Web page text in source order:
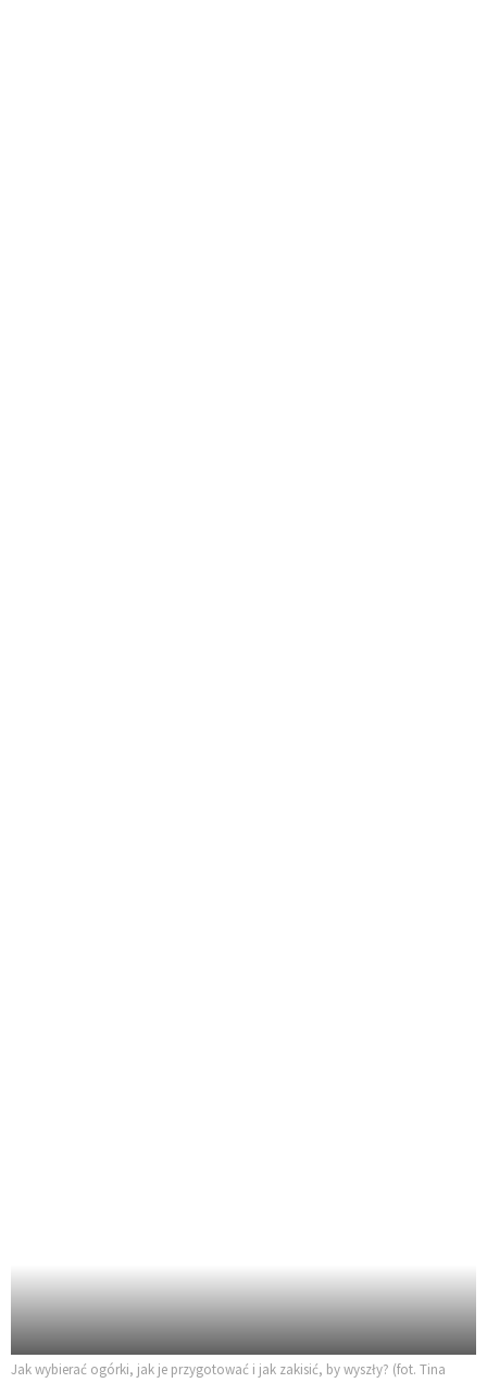
Jak wybierać ogórki, jak je przygotować i jak zakisić, by wyszły? (fot. Tina